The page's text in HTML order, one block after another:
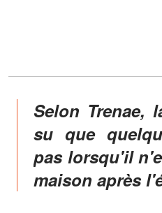
Selon Trenae, la mère d'Elyas a
su que
pas lorsqu'il
maison après